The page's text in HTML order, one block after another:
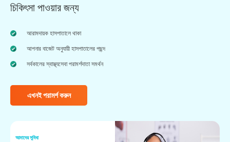
চিকিৎসা পাওয়ার জন্য
আরামদায়ক হাসপাতালে থাকা
আপনার বাজেট অনুযায়ী হাসপাতালের পছন্দ
সর্বকালের স্বাস্থ্যসেবা পরামর্শদাতা সমর্থন
এখনই পরামর্শ করুন
আমাদের সুবিধা